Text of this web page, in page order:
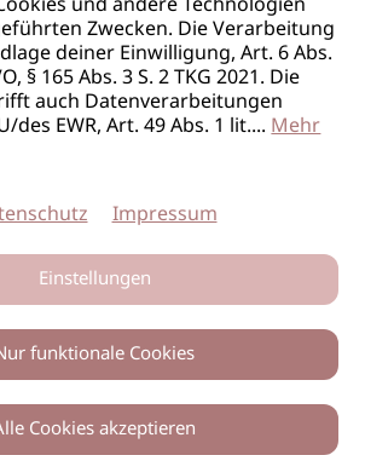
0
Zwecken. Die Verarbeitung
deiner Einwilligung, Art. 6 Abs.
§ 165 Abs. 3 S. 2 TKG 2021. Die
auch Datenverarbeitungen
des EWR, Art. 49 Abs. 1 lit....Mehr
Impressum
Einstellungen
funktionale Cookies
Cookies akzeptieren